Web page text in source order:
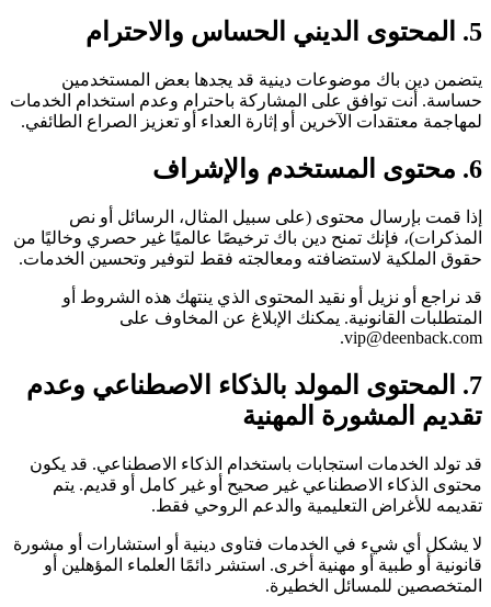
5. المحتوى الديني الحساس والاحترام
يتضمن دين باك موضوعات دينية قد يجدها بعض المستخدمين
حساسة. أنت توافق على المشاركة باحترام وعدم استخدام الخدمات
لمهاجمة معتقدات الآخرين أو إثارة العداء أو تعزيز الصراع الطائفي.
6. محتوى المستخدم والإشراف
إذا قمت بإرسال محتوى (على سبيل المثال، الرسائل أو نص
المذكرات)، فإنك تمنح دين باك ترخيصًا عالميًا غير حصري وخاليًا من
حقوق الملكية لاستضافته ومعالجته فقط لتوفير وتحسين الخدمات.
قد نراجع أو نزيل أو نقيد المحتوى الذي ينتهك هذه الشروط أو
المتطلبات القانونية. يمكنك الإبلاغ عن المخاوف على
vip@deenback.com.
7. المحتوى المولد بالذكاء الاصطناعي وعدم
تقديم المشورة المهنية
قد تولد الخدمات استجابات باستخدام الذكاء الاصطناعي. قد يكون
محتوى الذكاء الاصطناعي غير صحيح أو غير كامل أو قديم. يتم
تقديمه للأغراض التعليمية والدعم الروحي فقط.
لا يشكل أي شيء في الخدمات فتاوى دينية أو استشارات أو مشورة
قانونية أو طبية أو مهنية أخرى. استشر دائمًا العلماء المؤهلين أو
المتخصصين للمسائل الخطيرة.